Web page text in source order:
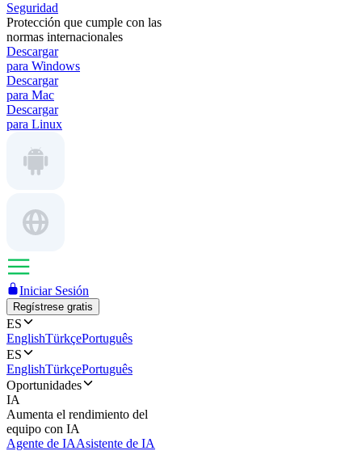
Seguridad
Protección que cumple con las
normas internacionales
Descargar
para Windows
Descargar
para Mac
Descargar
para Linux
Iniciar Sesión
Regístrese gratis
ES
EnglishTürkçePortuguês
ES
EnglishTürkçePortuguês
Oportunidades
IA
Aumenta el rendimiento del
equipo con IA
Agente de IAAsistente de IA